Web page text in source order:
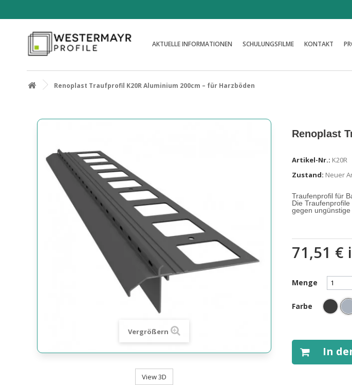
AKTUELLE INFORMATIONEN SCHULUNGSFILME KONTAKT
Renoplast Traufprofil K20R Aluminium 200cm – für Harzböden
Vergrößern
View 3D
Renoplast
Artikel-Nr.: K20R
Zustand: Neuer
Traufenprofil für
Die
gegen ungünstige
71,51 €
Menge
Farbe
In